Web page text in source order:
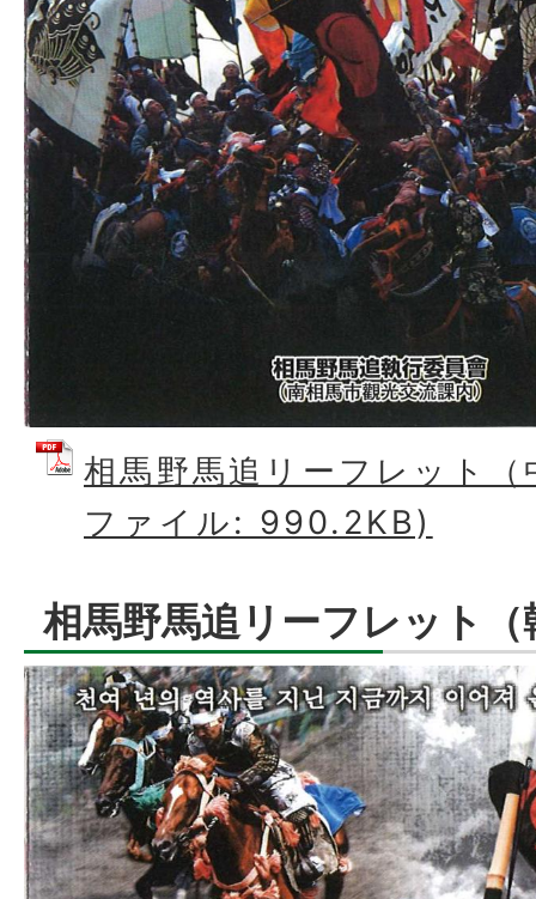
相馬野馬追リーフレット
ファイル: 990.2KB)
相馬野馬追リーフレット（